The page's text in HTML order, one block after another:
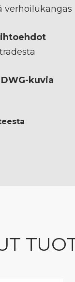
verhoilukangas
kuvia